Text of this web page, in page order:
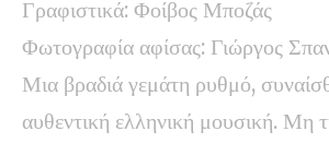
Γραφιστικά: Φοίβος Μποζάς
Φωτογραφία αφίσας: Γιώργος
Μια βραδιά γεμάτη ρυθμό,
αυθεντική ελληνική μουσική. Μη